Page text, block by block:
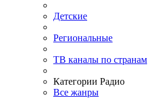
Детские
Региональные
ТВ каналы по странам
Категории Радио
Все жанры